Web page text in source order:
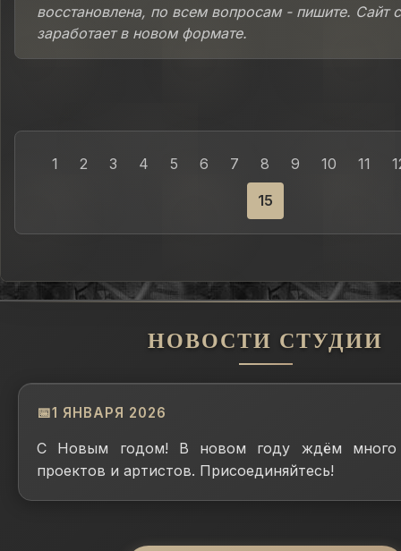
восстановлена, по всем вопросам - пишите. Сайт
заработает в новом формате.
1 2 3 4 5 6 7 8 9 10 11
15
НОВОСТИ СТУДИИ
1 ЯНВАРЯ 2026
С Новым годом! В новом году ждём много
проектов и артистов. Присоединяйтесь!